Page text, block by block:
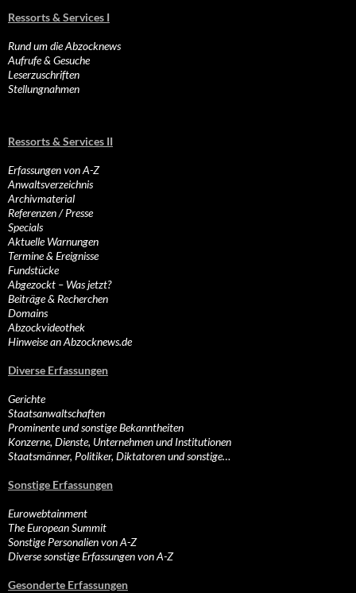
Ressorts & Services I
Rund um die Abzocknews
Aufrufe & Gesuche
Leserzuschriften
Stellungnahmen
Ressorts & Services II
Erfassungen von A-Z
Anwaltsverzeichnis
Archivmaterial
Referenzen / Presse
Specials
Aktuelle Warnungen
Termine & Ereignisse
Fundstücke
Abgezockt – Was jetzt?
Beiträge & Recherchen
Domains
Abzockvideothek
Hinweise an Abzocknews.de
Diverse Erfassungen
Gerichte
Staatsanwaltschaften
Prominente und sonstige Bekanntheiten
Konzerne, Dienste, Unternehmen und Institutionen
Staatsmänner, Politiker, Diktatoren und sonstige…
Sonstige Erfassungen
Eurowebtainment
The European Summit
Sonstige Personalien von A-Z
Diverse sonstige Erfassungen von A-Z
Gesonderte Erfassungen